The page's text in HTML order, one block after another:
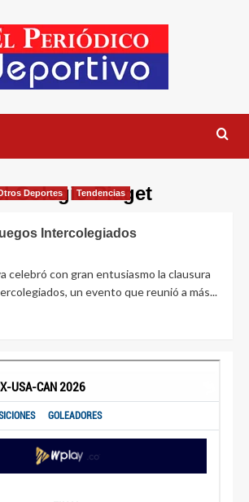
Colegio Piaget
Deportes Tendencias
Intercolegiados
celebró con gran entusiasmo la clausura
un evento que reunió a más...